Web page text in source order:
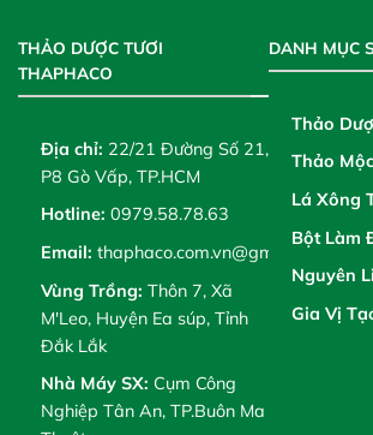
THẢO DƯỢC TƯƠI
THAPHACO
Địa chỉ: 22/21 Đường Số 21,
P8 Gò Vấp, TP.HCM
Hotline: 0979.58.78.63
Email: thaphaco.com.vn@gmail.com
Vùng Trồng: Thôn 7, Xã
M'Leo, Huyện Ea súp, Tỉnh
Đắk Lắk
Nhà Máy SX: Cụm Công
Nghiệp Tân An, TP.Buôn Ma
DANH MỤC
Thảo
Thảo
Lá Xông
Bột Làm
Nguyên
Gia Vị